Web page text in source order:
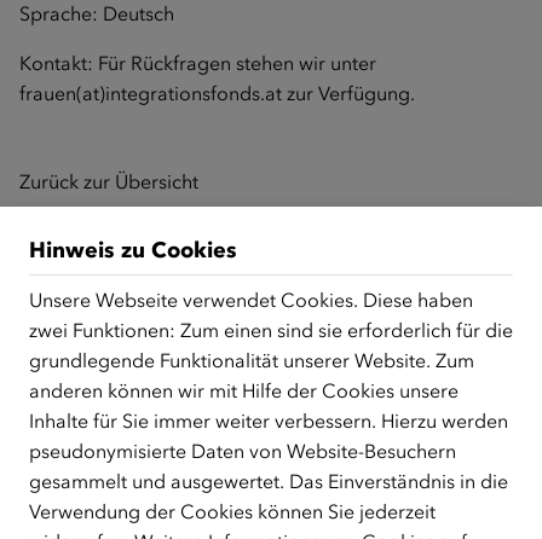
Sprache: Deutsch
Kontakt: Für Rückfragen stehen wir unter
frauen(at)integrationsfonds.at zur Verfügung.
Zurück zur Übersicht
ÜBER UNS
Der Österreichische Integrationsfonds (ÖIF) ist ein Fonds der
Republik Österreich, der Flüchtlinge, subsidiär
Schutzberechtigte, Vertriebene sowie Zuwander/innen als
zentrale Anlaufstelle bei der Integration in Österreich
unterstützt.
mehr
FacebookYouTubeInstagramLinkedIn
Hinweis zu Cookies
Unsere Webseite verwendet Cookies. Diese haben
zwei Funktionen: Zum einen sind sie erforderlich für die
grundlegende Funktionalität unserer Website. Zum
anderen können wir mit Hilfe der Cookies unsere
Inhalte für Sie immer weiter verbessern. Hierzu werden
pseudonymisierte Daten von Website-Besuchern
gesammelt und ausgewertet. Das Einverständnis in die
Verwendung der Cookies können Sie jederzeit